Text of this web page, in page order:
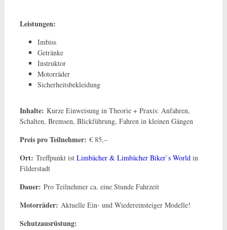
Leistungen:
Imbiss
Getränke
Instruktor
Motorräder
Sicherheitsbekleidung
Inhalte: Kurze Einweisung in Theorie + Praxis: Anfahren,
Schalten, Bremsen, Blickführung, Fahren in kleinen Gängen
Preis pro Teilnehmer: € 85,–
Ort: Treffpunkt ist Limbächer & Limbächer Biker`s Worldin
Filderstadt
Dauer: Pro Teilnehmer ca. eine Stunde Fahrzeit
Motorräder: Aktuelle Ein- und Wiedereinsteiger Modelle!
Schutzausrüstung: